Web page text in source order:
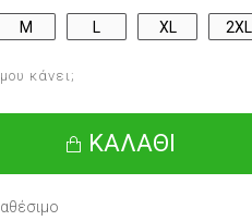
M L XL 2XL
ΚΑΛΆΘΙ
κάνει;